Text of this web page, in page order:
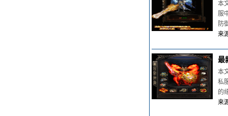
本
服
防
来
最
本
私
的
来